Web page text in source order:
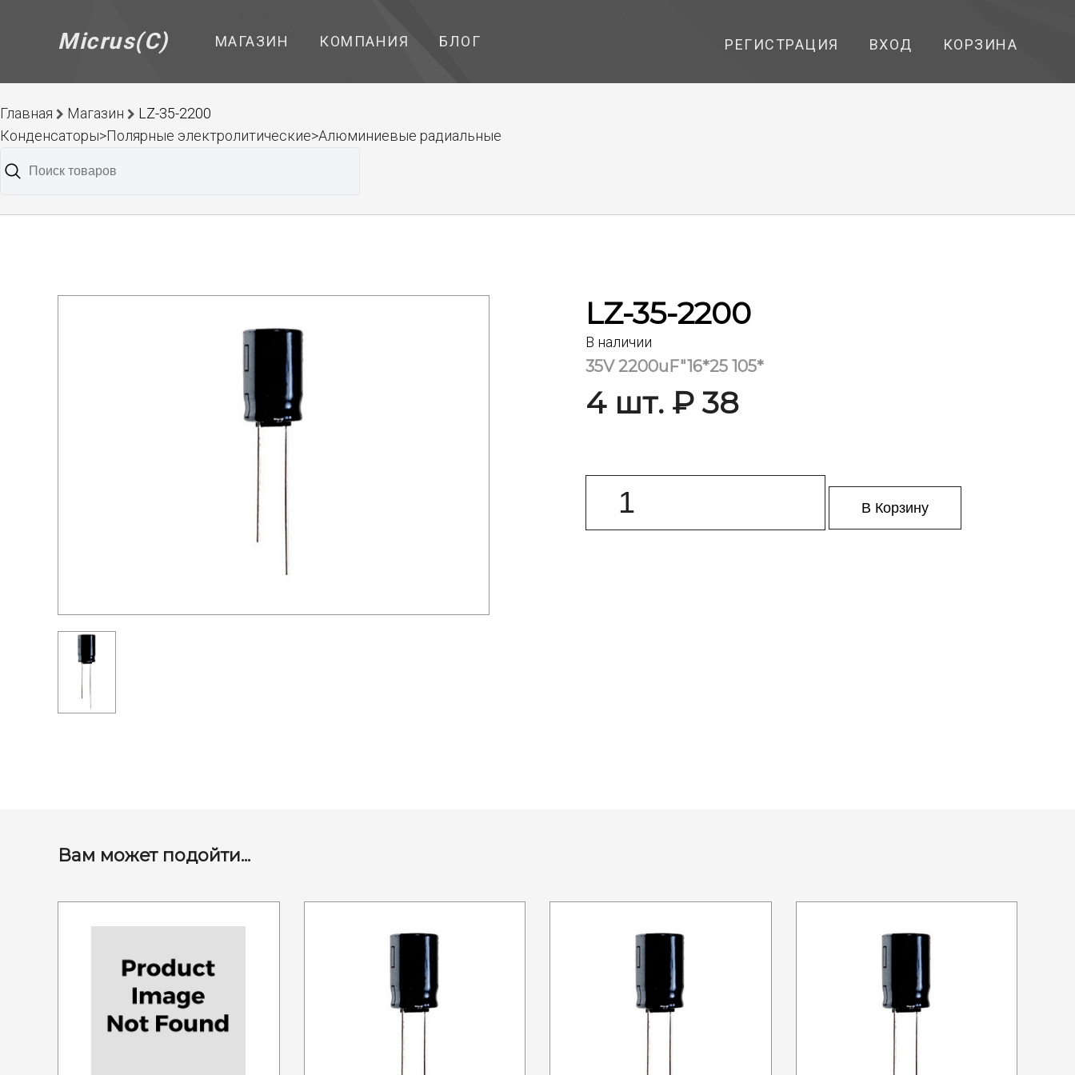
Micrus(C) МАГАЗИН КОМПАНИЯ БЛОГ РЕГИСТРАЦИЯ ВХОД КОРЗИНА
Главная Магазин
LZ-35-2200
Конденсаторы>Полярные электролитические>Алюминиевые радиальные
LZ-35-2200
В наличии
35V 2200uF"16*25 105*
4 шт. ₽ 38
В Корзину
Вам может подойти...